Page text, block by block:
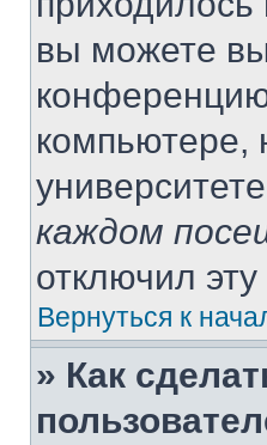
вы можете
компьютере,
каждом
отключил
Вернуться к
» Как